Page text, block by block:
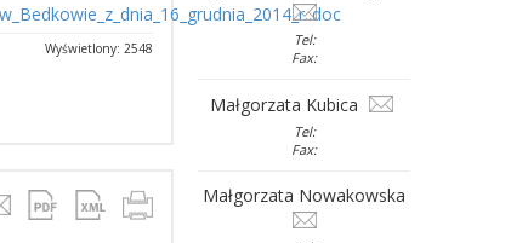
Wyświetlony: 2548
Tel:
Fax:
Małgorzata Kubica
Tel:
Fax:
Małgorzata Nowakowska